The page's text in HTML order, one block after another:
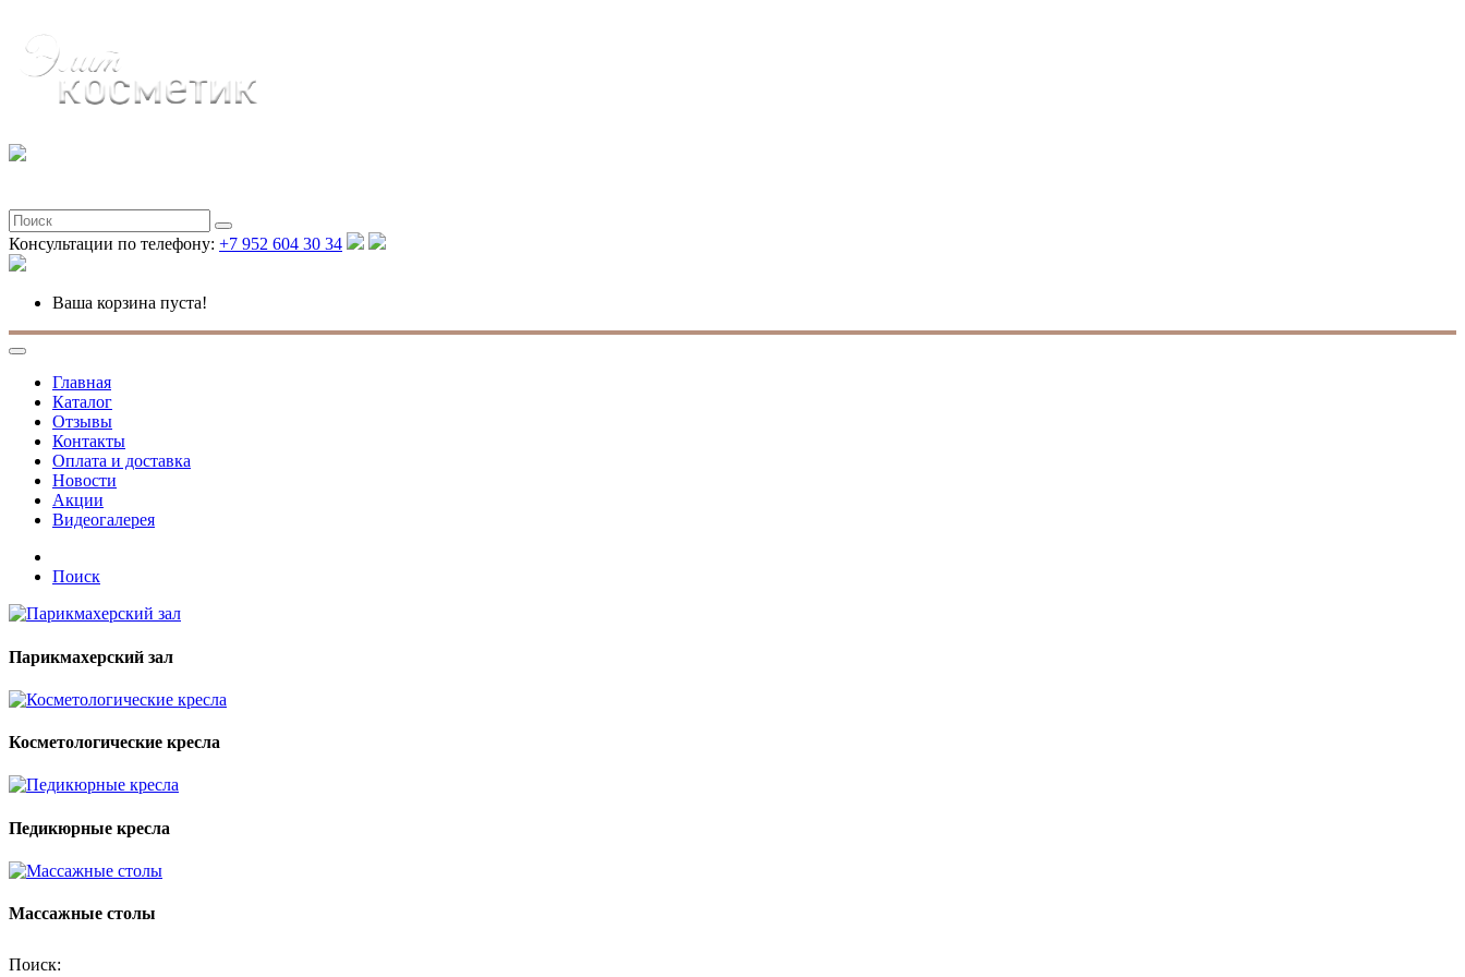
Консультации по телефону: +7 952 604 30 34
Ваша корзина пуста!
Главная
Каталог
Отзывы
Контакты
Оплата и доставка
Новости
Акции
Видеогалерея
Поиск
Парикмахерский зал
Косметологические кресла
Педикюрные кресла
Массажные столы
Поиск: